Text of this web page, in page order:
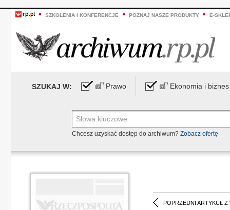
SZKOLENIA I KONFERENCJE POZNAJ NASZE PRODUKTY E-
SZUKAJ W: Prawo Ekonomia i biznes
Chcesz uzyskać dostęp do archiwum? Zobacz ofertę
POPRZEDNI ARTYKUŁ Z